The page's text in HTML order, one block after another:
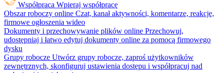
Współpraca Wpieraj współpracę
Obszar roboczy online Czat, kanał aktywności, komentarze, reakcje,
firmowe ogłoszenia wideo
Dokumenty i przechowywanie plików online Przechowuj,
udostępniaj i łatwo edytuj dokumenty online za pomocą firmowego
dysku
Grupy robocze Utwórz grupy robocze, zaproś użytkowników
zewnętrznych, skonfiguruj ustawienia dostępu i współpracuj nad